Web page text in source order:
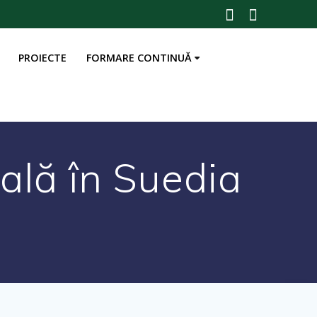
PROIECTE FORMARE CONTINUĂ
în Suedia